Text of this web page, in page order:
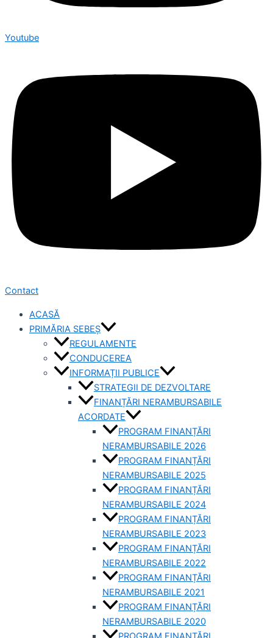
Youtube
Contact
ACASĂ
PRIMĂRIA SEBEȘ
REGULAMENTE
CONDUCEREA
INFORMAȚII PUBLICE
STRATEGII DE DEZVOLTARE
FINANȚĂRI NERAMBURSABILE
ACORDATE
PROGRAM FINANȚĂRI
NERAMBURSABILE 2026
PROGRAM FINANȚĂRI
NERAMBURSABILE 2025
PROGRAM FINANȚĂRI
NERAMBURSABILE 2024
PROGRAM FINANȚĂRI
NERAMBURSABILE 2023
PROGRAM FINANȚĂRI
NERAMBURSABILE 2022
PROGRAM FINANȚĂRI
NERAMBURSABILE 2021
PROGRAM FINANȚĂRI
NERAMBURSABILE 2020